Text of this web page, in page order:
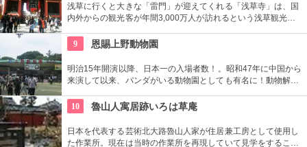
浅草に行くと大きな「雷門」が迎えてくれる「浅草寺」は、国
内外からの観光客が年間3,000万人が訪れるという浅草観光一
都内最古の名刹です。
9 恩賜上野動物園
明治15年開演以降、日本一の入場者数！。昭和47年に中国から
来演して以来、パンダがいる動物園としても有名に！動物解説
10
魯山人寓居跡いろは草庵
日本を代表する芸術北大路魯山人家が住居兼工房として使用し
た作業所。現在は当時の作業所を再現していて見学をすること